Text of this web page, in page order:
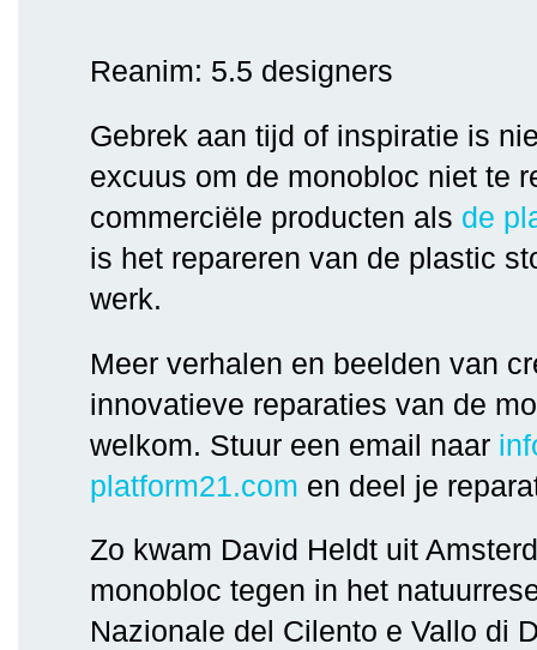
Reanim: 5.5 designers
Gebrek aan tijd of inspiratie is
excuus om de monobloc niet te
commerciële producten als de
is het repareren van de plastic
werk.
Meer verhalen en beelden van
innovatieve reparaties van de
welkom. Stuur een email naar
platform21.com en deel je
Zo kwam David Heldt uit
monobloc tegen in het
Nazionale del Cilento e Vallo di